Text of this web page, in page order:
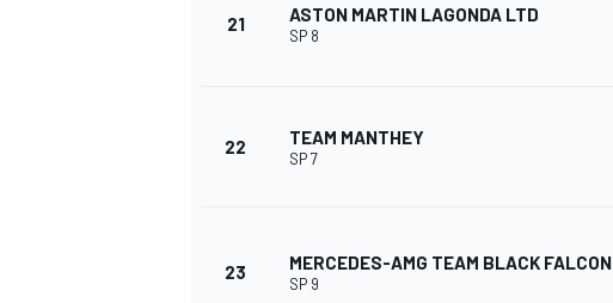
21 ASTON MARTIN LAGONDA LTD
SP 8
22 TEAM MANTHEY
SP 7
23 MERCEDES-AMG TEAM BLACK FALCON
SP 9